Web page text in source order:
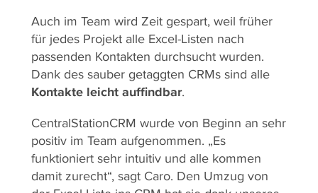
Auch im Team wird Zeit gespart, weil früher
für jedes Projekt alle Excel-Listen nach
passenden Kontakten durchsucht wurden.
Dank des sauber getaggten CRMs sind alle
Kontakte leicht auffindbar.
CentralStationCRM wurde von Beginn an sehr
positiv im Team aufgenommen. „Es
funktioniert sehr intuitiv und alle kommen
damit zurecht“, sagt Caro. Den Umzug von